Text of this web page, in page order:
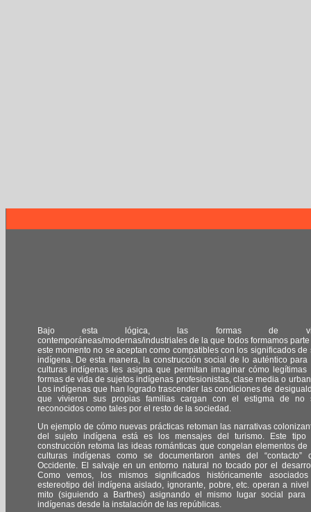
Bajo esta lógica, las formas de
contemporáneas/modernas/industriales de la que todos formamos
este momento no se aceptan como compatibles con los significados de
indígena. De esta manera, la construcción social de lo auténtico para
culturas indígenas les asigna que permitan imaginar cómo legítimas
formas de vida de sujetos indígenas profesionistas, clase media o
Los indígenas que han logrado trascender las condiciones de
que vivieron sus propias familias cargan con el estigma de no
reconocidos como tales por el resto de la sociedad.
Un ejemplo de cómo nuevas prácticas retoman las narrativas
del sujeto indígena está es los mensajes del turismo. Este tipo
construcción retoma las ideas románticas que congelan elementos de
culturas indígenas como se documentaron antes del “contacto”
Occidente. El salvaje en un entorno natural no tocado por el
Como vemos, los mismos significados históricamente
estereotipo del indígena aislado, ignorante, pobre, etc. operan a nivel
mito (siguiendo a Barthes) asignando el mismo lugar social para
indígenas desde la instalación de las repúblicas.